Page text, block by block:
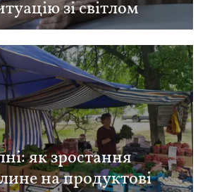
зі світлом
як зростання
на продуктові